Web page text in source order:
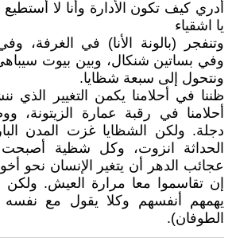
أدري كيف تكون الأدارة وأنا لا
يا اشقياء
وتنفجر (بالونة الأنا) في الغرفة،
وفي بساتين شنكال، وبين بيوت
ونتحول إلى سبعة شظايا.
ظننا في أحلامنا يكمن التغيير الذي
أحلامنا في رقبة عمارة الزيتونة،
دجلة. ولكن الشظايا غزت المدن
الحداثة انزوت، وكل شظية
عجائب الدهر أن يتغير الإنسان نحو
إن تقاسموا معا مرارة العيش.
يهمهم أنفسهم وكلا يقول مع
الطوفان).